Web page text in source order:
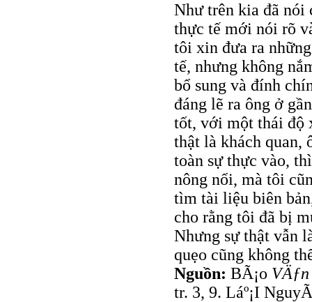
Như trên kia đã nói
thực tế mới nói rõ
tôi xin đưa ra
tế, nhưng không
bổ sung và đính
đáng lẽ ra ông ở
tốt, với một thái độ
thật là khách quan,
toàn sự thực vào,
nông nổi, mà tôi
tìm tài liệu biên
cho rằng tôi đã bị
Nhưng sự thật vẫn
quẹo cũng không
Nguồn: BÃ¡o
tr. 3, 9. Láº¡I